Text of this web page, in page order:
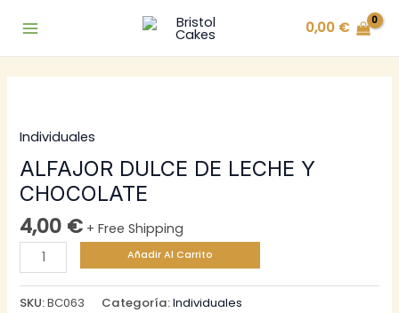
contenido
Menu
0,00 €
Individuales
ALFAJOR DULCE DE LECHE Y
CHOCOLATE
4,00 € + Free Shipping
ALFAJOR
DULCE
Añadir Al Carrito
SKU:BC063 Categoría:Individuales